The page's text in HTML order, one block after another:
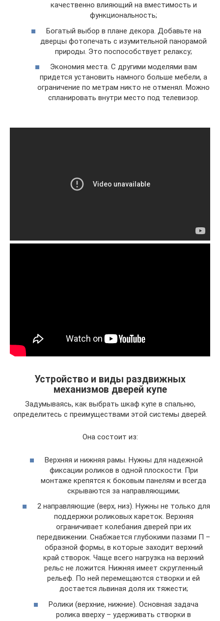
качественно влияющий на вместимость и
функциональность;
Богатый выбор в плане декора. Добавьте на
дверцы фотопечать с изумительной панорамой
природы. Это поспособствует релаксу;
Экономия места. С другими моделями вам
придется установить намного больше мебели, а
ограничение по метрам никто не отменял. Можно
спланировать внутри место под телевизор.
Устройство и виды раздвижных
механизмов дверей купе
Задумываясь, как выбрать шкаф купе в спальню,
определитесь с преимуществами этой системы дверей.
Она состоит из:
Верхняя и нижняя рамы. Нужны для надежной
фиксации роликов в одной плоскости. При
монтаже крепятся к боковым панелям и всегда
скрываются за направляющими;
2 направляющие (верх, низ). Нужны не только для
поддержки роликовых кареток. Верхняя
ограничивает колебания дверей при их
передвижении. Снабжается глубокими пазами П –
образной формы, в которые заходит верхний
край створок. Чаще всего нагрузка на верхний
рельс не ложится. Нижняя имеет скругленный
рельеф. По ней перемещаются створки и ей
достается львиная доля их тяжести;
Ролики (верхние, нижние). Основная задача
ролика вверху – удерживать створки в